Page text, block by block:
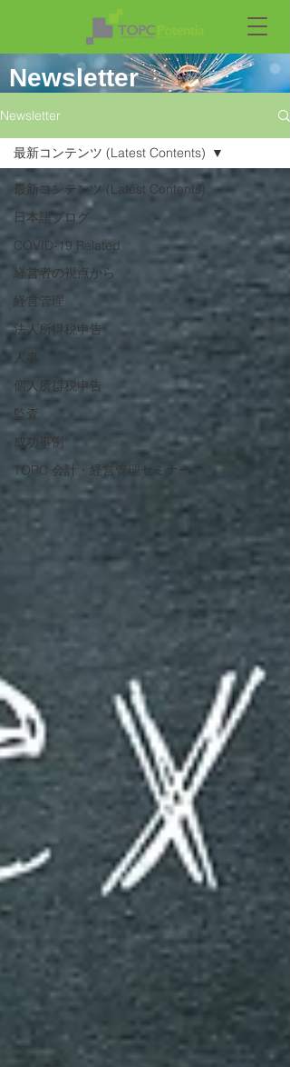
Newsletter
Newsletter
最新コンテンツ (Latest Contents)
日本語ブログ
COVID-19 Related
経営者の視点から
経営管理
法人所得税申告
人事
個人所得税申告
監査
成功事例
TOPC 会計・経営管理セミナー
最新コンテンツ (Latest Contents)